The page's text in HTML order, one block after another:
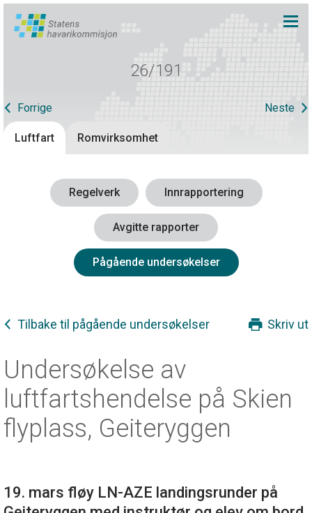
26/191
Forrige Neste
Luftfart Romvirksomhet
Regelverk Innrapportering
Avgitte rapporter
Pågående undersøkelser
Tilbake til pågående undersøkelser Skriv ut
Undersøkelse av
luftfartshendelse på Skien
flyplass, Geiteryggen
19. mars fløy LN-AZE landingsrunder på